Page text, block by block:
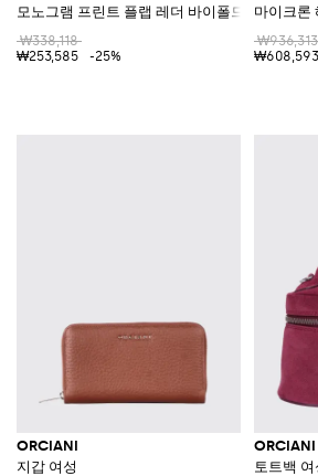
모노그램 프린트 플랩 레더 바이폴드 월렛
₩338,118
₩253,585
-25%
마이크론
₩936,313
₩608,593
ORCIANI
지갑 여성
ORCIANI
토트백 여